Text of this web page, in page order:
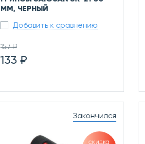
ММ, ЧЕРНЫЙ
Добавить к сравнению
157 ₽
133 ₽
Закончился
скидка